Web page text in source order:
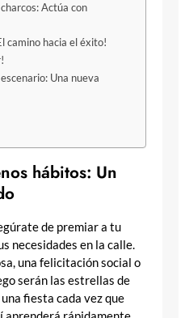
Actúa con
camino hacia el éxito!
Una nueva
hábitos: Un
de premiar a tu
necesidades en la calle.
una felicitación social o
serán las estrellas de
fiesta cada vez que